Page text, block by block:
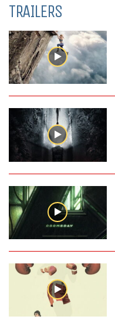
TRAILERS